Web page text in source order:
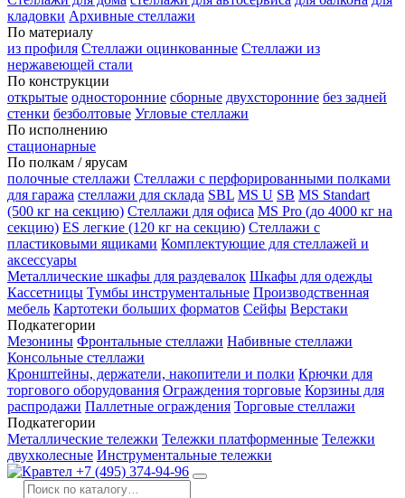
кладовки Архивные стеллажи
По материалу
из профиля Стеллажи оцинкованные Стеллажи из
нержавеющей стали
По конструкции
открытые односторонние сборные двухсторонние без задней
стенки безболтовые Угловые стеллажи
По исполнению
стационарные
По полкам / ярусам
полочные стеллажи Стеллажи с перфорированными полками
для гаража стеллажи для склада SBL MS U SB MS Standart
(500 кг на секцию) Стеллажи для офиса MS Pro (до 4000 кг на
секцию) ES легкие (120 кг на секцию) Стеллажи с
пластиковыми ящиками Комплектующие для стеллажей и
аксессуары
Металлические шкафы для раздевалок Шкафы для одежды
Кассетницы Тумбы инструментальные Производственная
мебель Картотеки больших форматов Сейфы Верстаки
Подкатегории
Мезонины Фронтальные стеллажи Набивные стеллажи
Консольные стеллажи
Кронштейны, держатели, накопители и полки Крючки для
торгового оборудования Ограждения торговые Корзины для
распродажи Паллетные ограждения Торговые стеллажи
Подкатегории
Металлические тележки Тележки платформенные Тележки
двухколесные Инструментальные тележки
+7 (495) 374-94-96